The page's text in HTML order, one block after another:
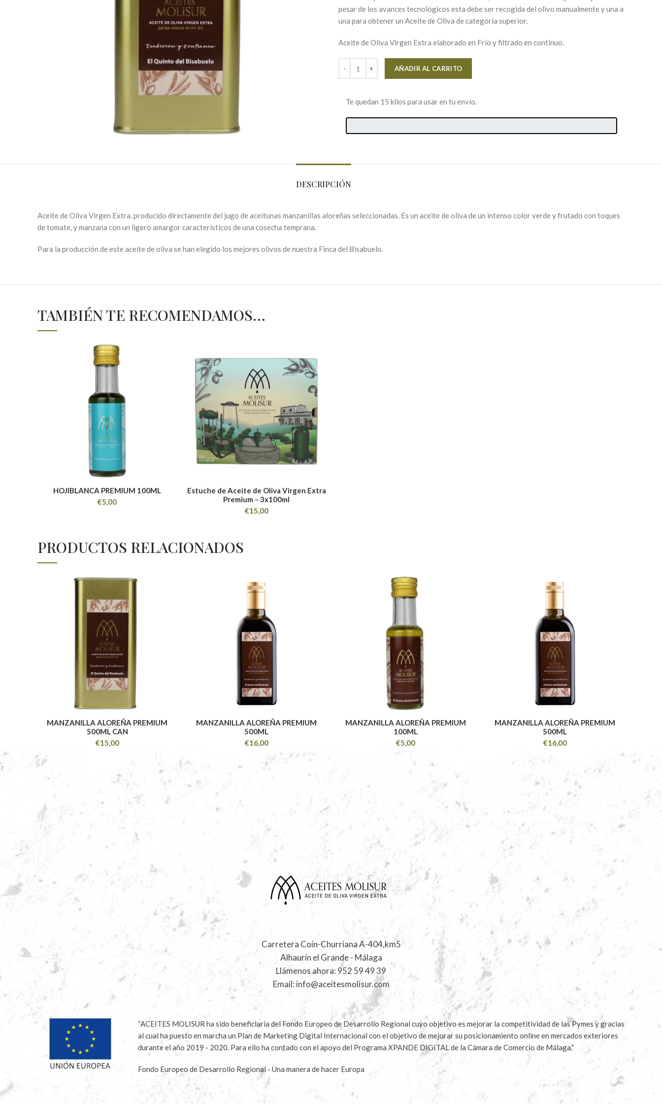
pesar de los avances tecnológicos esta debe ser recogida del olivo manualmente y una a
una para obtener un Aceite de Oliva de categoría superior.
Aceite de Oliva Virgen Extra elaborado en Frío y filtrado en continuo.
AÑADIR AL CARRITO
Te quedan 15 kilos para usar en tu envío.
DESCRIPCIÓN
Aceite de Oliva Virgen Extra, producido directamente del jugo de aceitunas manzanillas aloreñas seleccionadas. Es un aceite de oliva de un intenso color verde y frutado con toques
de tomate, y manzana con un ligero amargor característicos de una cosecha temprana.
Para la producción de este aceite de oliva se han elegido los mejores olivos de nuestra Finca del Bisabuelo.
TAMBIÉN TE RECOMENDAMOS…
HOJIBLANCA PREMIUM 100ML
€5,00
Estuche de Aceite de Oliva Virgen Extra
Premium – 3x100ml
€15,00
PRODUCTOS RELACIONADOS
MANZANILLA ALOREÑA PREMIUM
500ML CAN
€15,00
MANZANILLA ALOREÑA PREMIUM
500ML
€16,00
MANZANILLA ALOREÑA PREMIUM
100ML
€5,00
MANZANILLA ALOREÑA PREMIUM
500ML
€16,00
Carretera Coín-Churriana A-404,km5
Alhaurín el Grande - Málaga
Llámenos ahora: 952 59 49 39
Email: info@aceitesmolisur.com
“ACEITES MOLISUR ha sido beneficiaria del Fondo Europeo de Desarrollo Regional cuyo objetivo es mejorar la competitividad de las Pymes y gracias
al cual ha puesto en marcha un Plan de Marketing Digital Internacional con el objetivo de mejorar su posicionamiento online en mercados exteriores
durante el año 2019 - 2020. Para ello ha contado con el apoyo del Programa XPANDE DIGITAL de la Cámara de Comercio de Málaga.”
Fondo Europeo de Desarrollo Regional - Una manera de hacer Europa